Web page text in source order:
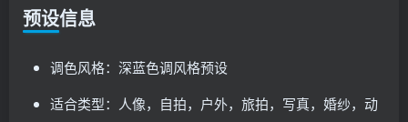
预设信息
调色风格：深蓝色调风格预设
适合类型：人像，自拍，户外，旅拍，写真，婚纱，动